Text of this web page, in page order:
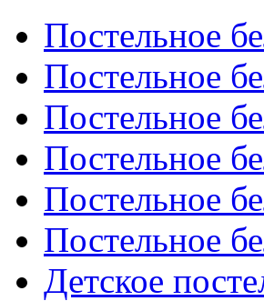
Постельное
Постельное
Постельное
Постельное
Постельное
Постельное
Детское